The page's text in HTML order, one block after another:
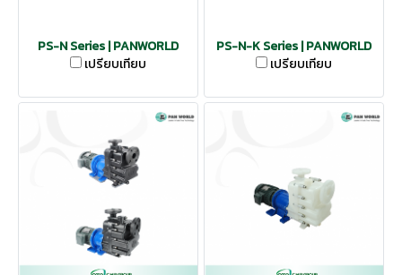
PS-N Series | PANWORLD
เปรียบเทียบ
PS-N-K Series | PANWORLD
เปรียบเทียบ